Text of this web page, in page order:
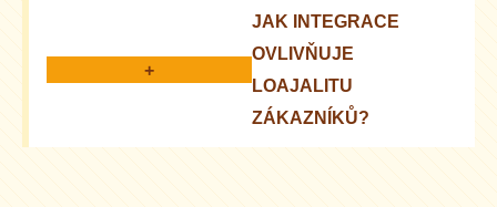
možnosti integrace s dalšími systémy.
+
JAK INTEGRACE
OVLIVŇUJE
LOAJALITU
ZÁKAZNÍKŮ?